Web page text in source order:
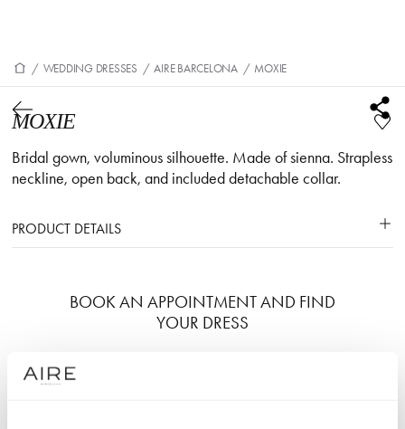
/ WEDDING DRESSES / AIRE BARCELONA / MOXIE
MOXIE
Bridal gown, voluminous silhouette. Made of sienna. Strapless
neckline, open back, and included detachable collar.
PRODUCT DETAILS
BOOK AN APPOINTMENT AND FIND
YOUR DRESS